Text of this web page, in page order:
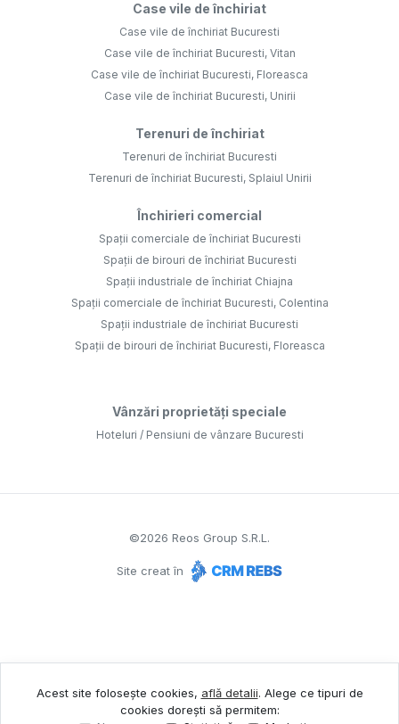
Case vile de închiriat
Case vile de închiriat Bucuresti
Case vile de închiriat Bucuresti, Vitan
Case vile de închiriat Bucuresti, Floreasca
Case vile de închiriat Bucuresti, Unirii
Terenuri de închiriat
Terenuri de închiriat Bucuresti
Terenuri de închiriat Bucuresti, Splaiul Unirii
Închirieri comercial
Spații comerciale de închiriat Bucuresti
Spații de birouri de închiriat Bucuresti
Spații industriale de închiriat Chiajna
Spații comerciale de închiriat Bucuresti, Colentina
Spații industriale de închiriat Bucuresti
Spații de birouri de închiriat Bucuresti, Floreasca
Vânzări proprietăți speciale
Hoteluri / Pensiuni de vânzare Bucuresti
©2026 Reos Group S.R.L.
Site creat în
Acest site folosește cookies, află detalii. Alege ce tipuri de
cookies dorești să permitem: